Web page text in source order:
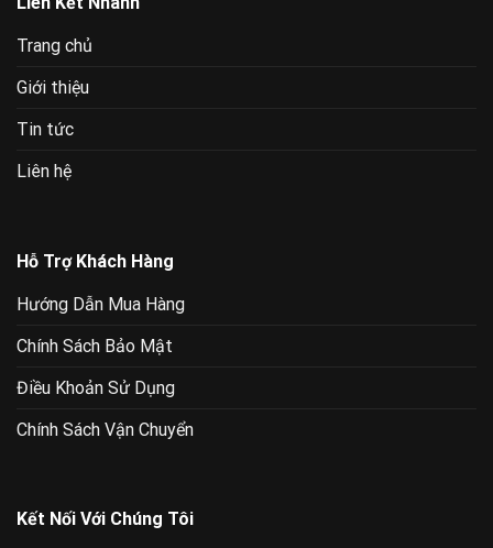
Trang chủ
Giới thiệu
Tin tức
Liên hệ
Hỗ Trợ Khách Hàng
Hướng Dẫn Mua Hàng
Chính Sách Bảo Mật
Điều Khoản Sử Dụng
Chính Sách Vận Chuyển
Kết Nối Với Chúng Tôi